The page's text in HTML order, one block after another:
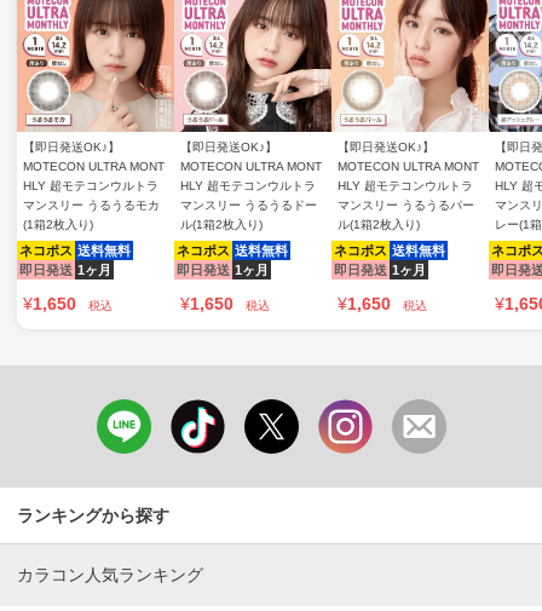
【即日発送OK♪】
MOTECON ULTRA MONT
HLY 超モテコンウルトラ
マンスリー うるうるモカ
(1箱2枚入り)
ネコポス 送料無料
即日発送 1ヶ月
¥1,650 税込
【即日発送OK♪】
MOTECON ULTRA MONT
HLY 超モテコンウルトラ
マンスリー うるうるドー
ル(1箱2枚入り)
ネコポス 送料無料
即日発送 1ヶ月
¥1,650 税込
【即日発送OK♪】
MOTECON ULTRA MONT
HLY 超モテコンウルトラ
マンスリー うるうるパー
ル(1箱2枚入り)
ネコポス 送料無料
即日発送 1ヶ月
¥1,650 税込
【即日
HLY 超
マンス
レー(1
ネコポ
即日発
¥
ランキングから探す
カラコン人気ランキング